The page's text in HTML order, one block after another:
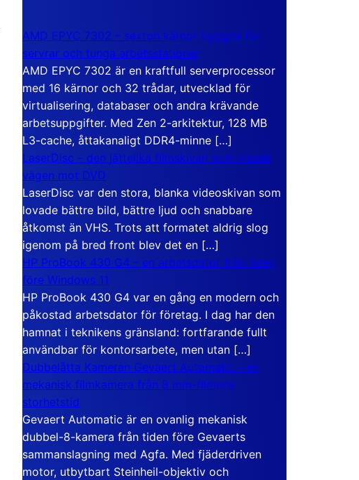
AMD EPYC 7302 – sexton kärnor byggda för
servrar och tunga arbetsstationer
AMD EPYC 7302 är en kraftfull serverprocessor
med 16 kärnor och 32 trådar, utvecklad för
virtualisering, databaser och andra krävande
arbetsuppgifter. Med Zen 2-arkitektur, 128 MB
L3-cache, åttakanaligt DDR4-minne […]
LaserDisc – den jättelika filmskivan som visade
vägen mot DVD
LaserDisc var den stora, blanka videoskivan som
lovade bättre bild, bättre ljud och snabbare
åtkomst än VHS. Trots att formatet aldrig slog
igenom på bred front blev det en […]
HP ProBook 430 G4 – en arbetsdator från tiden
före Windows 11
HP ProBook 430 G4 var en gång en modern och
påkostad arbetsdator för företag. I dag har den
hamnat i teknikens gränsland: fortfarande fullt
användbar för kontorsarbete, men utan […]
Dubbelåtta Kameran Gevaert Automatic – en
mekanisk filmkamera från 8 mm-filmens
storhetstid
Gevaert Automatic är en ovanlig mekanisk
dubbel-8-kamera från tiden före Gevaerts
sammanslagning med Agfa. Med fjäderdriven
motor, utbytbart Steinheil-objektiv och